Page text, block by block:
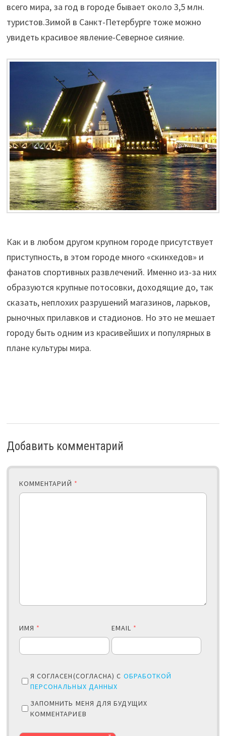
всего мира, за год в городе бывает около 3,5 млн.
туристов.Зимой в Санкт-Петербурге тоже можно
увидеть красивое явление-Северное сияние.
Как и в любом другом крупном городе присутствует
приступность, в этом городе много «скинхедов» и
фанатов спортивных развлечений. Именно из-за них
образуются крупные потосовки, доходящие до, так
сказать, неплохих разрушений магазинов, ларьков,
рыночных прилавков и стадионов. Но это не мешает
городу быть одним из красивейших и популярных в
плане культуры мира.
Добавить комментарий
КОММЕНТАРИЙ *
ИМЯ * EMAIL *
Я СОГЛАСЕН(СОГЛАСНА) С ОБРАБОТКОЙ
ПЕРСОНАЛЬНЫХ ДАННЫХ
ЗАПОМНИТЬ МЕНЯ ДЛЯ БУДУЩИХ
КОММЕНТАРИЕВ